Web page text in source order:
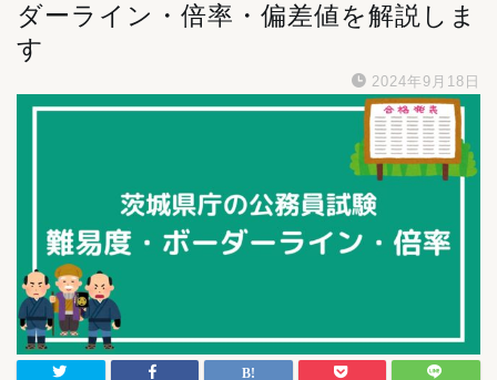
ダーライン・倍率・偏差値を解説しま
す
2024年9月18日